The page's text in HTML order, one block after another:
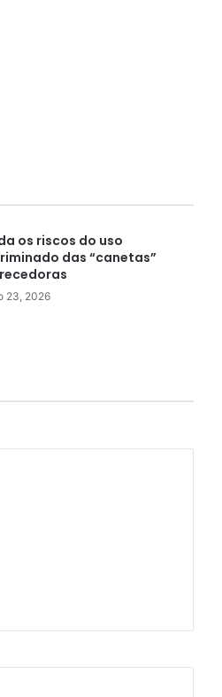
os riscos do uso
das “canetas”
23, 2026